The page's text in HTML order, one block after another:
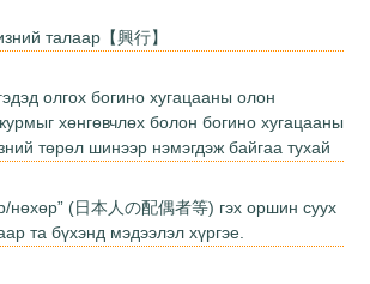
талаар【興行】
олгох богино хугацааны олон
хөнгөвчлөх болон богино хугацааны
төрөл шинээр нэмэгдэж байгаа тухай
нөхөр” (日本人の配偶者等) гэх оршин суух
та бүхэнд мэдээлэл хүргэе.